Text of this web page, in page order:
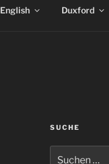
English Duxford
SUCHE